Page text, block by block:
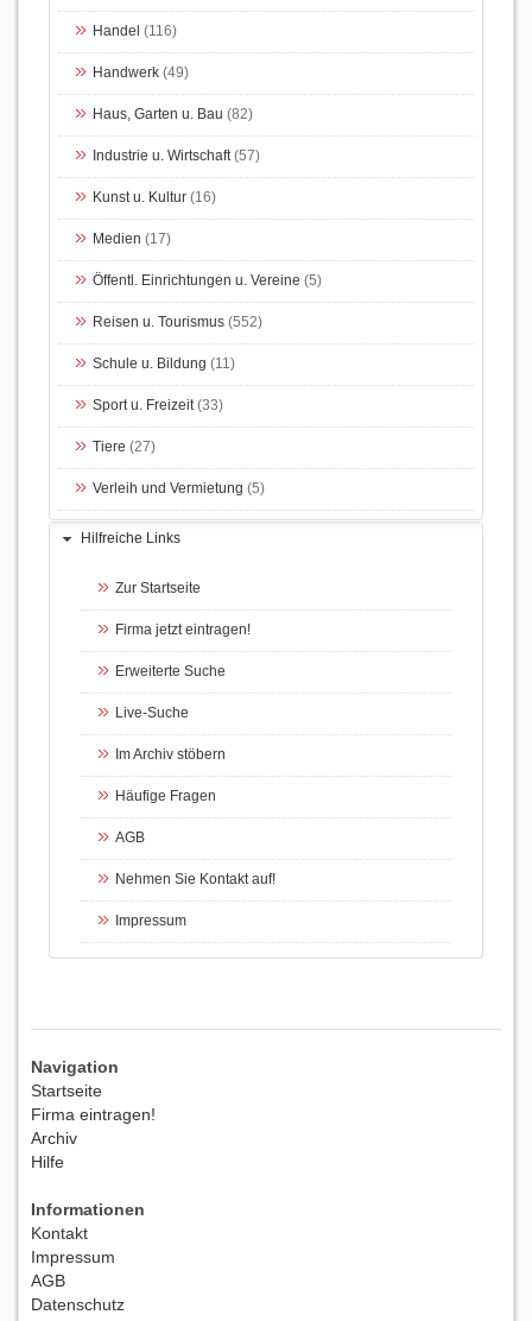
Handel (116)
Handwerk (49)
Haus, Garten u. Bau (82)
Industrie u. Wirtschaft(57)
Kunst u. Kultur (16)
Medien (17)
Öffentl. Einrichtungen u. Vereine (5)
Reisen u. Tourismus (552)
Schule u. Bildung (11)
Sport u. Freizeit(33)
Tiere (27)
Verleih und Vermietung (5)
Hilfreiche Links
Zur Startseite
Firma jetzt eintragen!
Erweiterte Suche
Live-Suche
Im Archiv stöbern
Häufige Fragen
AGB
Nehmen Sie Kontakt auf!
Impressum
Navigation
Startseite
Firma eintragen!
Archiv
Hilfe
Informationen
Kontakt
Impressum
AGB
Datenschutz